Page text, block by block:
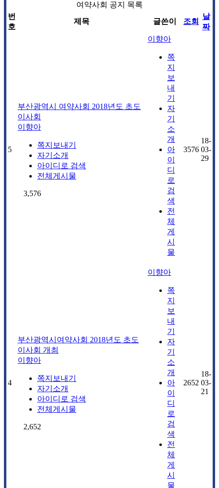
여약사회 공지 목록
번
호
제목 글쓴이 조회
날
짜
5
부산광역시 여약사회 2018년도 초도
이사회
이향아
쪽지보내기
자기소개
아이디로 검색
전체게시물
3,576
이향아
쪽
지
보
내
기
자
기
소
개
아
이
디
로
검
색
전
체
게
시
물
3576
18-
03-
29
4
부산광역시여약사회 2018년도 초도
이사회 개최
이향아
쪽지보내기
자기소개
아이디로 검색
전체게시물
2,652
이향아
쪽
지
보
내
기
자
기
소
개
아
이
디
로
검
색
전
체
게
시
물
2652
18-
03-
21